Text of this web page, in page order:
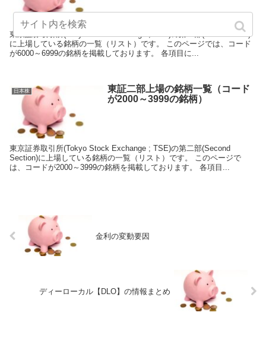
東京証券取引所(Tokyo Stock Exchange ; TSE)の第一部(First Section)
に上場している銘柄の一覧（リスト）です。 このページでは、コード
が6000～6999の銘柄を掲載しております。 各項目に...
日本株
東証二部上場の銘柄一覧（コード
が2000～3999の銘柄）
東京証券取引所(Tokyo Stock Exchange ; TSE)の第二部(Second
Section)に上場している銘柄の一覧（リスト）です。 このページで
は、コードが2000～3999の銘柄を掲載しております。 各項目...
金利の変動要因
ディーローカル【DLO】の情報まとめ